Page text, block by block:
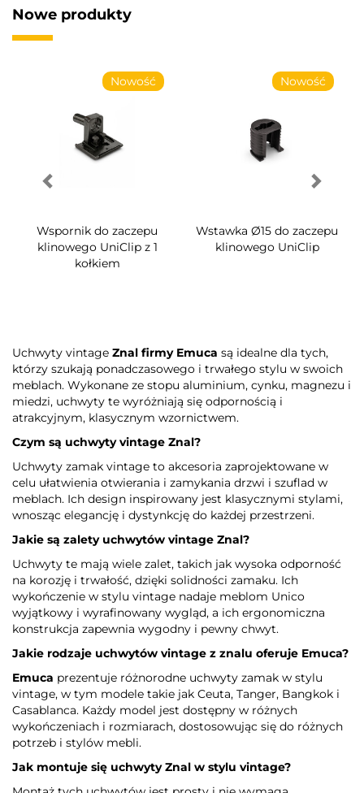
Nowe produkty
Nowość
Wspornik do zaczepu
klinowego UniClip z 1
kołkiem
Nowość
Wstawka Ø15 do zaczepu
klinowego UniClip
Uchwyty vintage Znal firmy Emuca są idealne dla tych,
którzy szukają ponadczasowego i trwałego stylu w swoich
meblach. Wykonane ze stopu aluminium, cynku, magnezu i
miedzi, uchwyty te wyróżniają się odpornością i
atrakcyjnym, klasycznym wzornictwem.
Czym są uchwyty vintage Znal?
Uchwyty zamak vintage to akcesoria zaprojektowane w
celu ułatwienia otwierania i zamykania drzwi i szuflad w
meblach. Ich design inspirowany jest klasycznymi stylami,
wnosząc elegancję i dystynkcję do każdej przestrzeni.
Jakie są zalety uchwytów vintage Znal?
Uchwyty te mają wiele zalet, takich jak wysoka odporność
na korozję i trwałość, dzięki solidności zamaku. Ich
wykończenie w stylu vintage nadaje meblom Unico
wyjątkowy i wyrafinowany wygląd, a ich ergonomiczna
konstrukcja zapewnia wygodny i pewny chwyt.
Jakie rodzaje uchwytów vintage z znalu oferuje Emuca?
Emuca prezentuje różnorodne uchwyty zamak w stylu
vintage, w tym modele takie jak Ceuta, Tanger, Bangkok i
Casablanca. Każdy model jest dostępny w różnych
wykończeniach i rozmiarach, dostosowując się do różnych
potrzeb i stylów mebli.
Jak montuje się uchwyty Znal w stylu vintage?